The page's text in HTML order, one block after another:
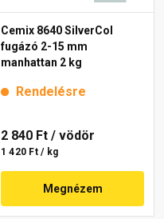
Cemix 8640 SilverCol
fugázó 2-15 mm
manhattan 2 kg
Rendelésre
2 840 Ft / vödör
1 420 Ft / kg
Megnézem